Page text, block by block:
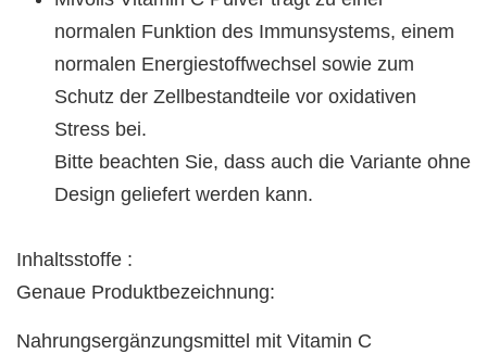
normalen Funktion des Immunsystems, einem
normalen Energiestoffwechsel sowie zum
Schutz der Zellbestandteile vor oxidativen
Stress bei.
Bitte beachten Sie, dass auch die Variante ohne
Design geliefert werden kann.
Inhaltsstoffe :
Genaue Produktbezeichnung:
Nahrungsergänzungsmittel mit Vitamin C